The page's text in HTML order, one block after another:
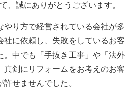
、誠にありがとうございます。
やり方で経営されている会社が多
社に依頼し、失敗をしているお客
。中でも「手抜き工事」や「法外
真剣にリフォームをお考えのお客
せませんでした。